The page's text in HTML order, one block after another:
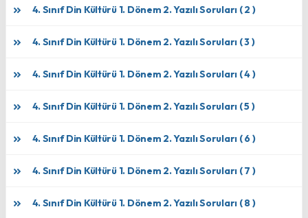
4. Sınıf Din Kültürü 1. Dönem 2. Yazılı Soruları ( 2 )
4. Sınıf Din Kültürü 1. Dönem 2. Yazılı Soruları ( 3 )
4. Sınıf Din Kültürü 1. Dönem 2. Yazılı Soruları ( 4 )
4. Sınıf Din Kültürü 1. Dönem 2. Yazılı Soruları ( 5 )
4. Sınıf Din Kültürü 1. Dönem 2. Yazılı Soruları ( 6 )
4. Sınıf Din Kültürü 1. Dönem 2. Yazılı Soruları ( 7 )
4. Sınıf Din Kültürü 1. Dönem 2. Yazılı Soruları ( 8 )